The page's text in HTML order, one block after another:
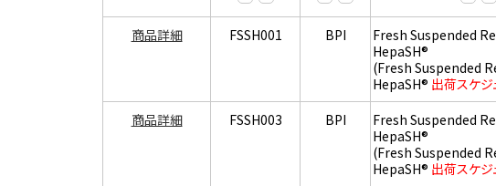
商品詳細 FSSH001 BPI
Fresh Suspended
HepaSH®
(Fresh Suspended
HepaSH® 出荷スケジ
商品詳細 FSSH003 BPI
Fresh Suspended
HepaSH®
(Fresh Suspended
HepaSH® 出荷スケジ